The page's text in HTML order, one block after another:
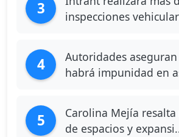
3
inspecciones
4
Autoridades
habrá impunidad en
5
Carolina Mejía
de espacios y